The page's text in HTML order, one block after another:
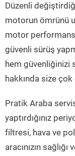
Düzenli
motorun ömrünü
motor
güvenli sürüş
hem güvenliğinizi
hakkında size
Pratik Araba
yaptırdığınız
filtresi, hava ve
aracınızın